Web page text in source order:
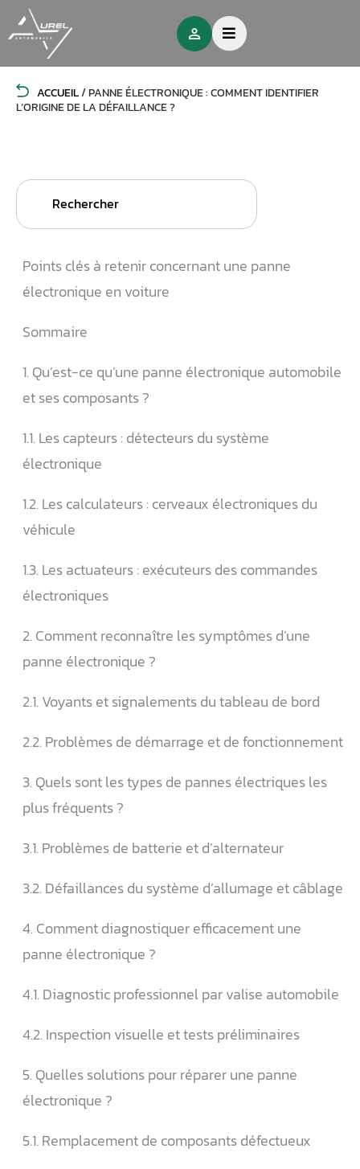
ACCUEIL/PANNE ÉLECTRONIQUE : COMMENT IDENTIFIER
L’ORIGINE DE LA DÉFAILLANCE ?
Search
Points clés à retenir concernant une panne
électronique en voiture
Sommaire
1. Qu’est-ce qu’une panne électronique automobile
et ses composants ?
1.1. Les capteurs : détecteurs du système
électronique
1.2. Les calculateurs : cerveaux électroniques du
véhicule
1.3. Les actuateurs : exécuteurs des commandes
électroniques
2. Comment reconnaître les symptômes d’une
panne électronique ?
2.1. Voyants et signalements du tableau de bord
2.2. Problèmes de démarrage et de fonctionnement
3. Quels sont les types de pannes électriques les
plus fréquents ?
3.1. Problèmes de batterie et d’alternateur
3.2. Défaillances du système d’allumage et câblage
4. Comment diagnostiquer efficacement une
panne électronique ?
4.1. Diagnostic professionnel par valise automobile
4.2. Inspection visuelle et tests préliminaires
5. Quelles solutions pour réparer une panne
électronique ?
5.1. Remplacement de composants défectueux